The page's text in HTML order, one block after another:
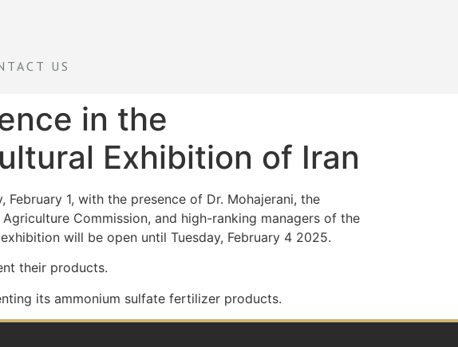
US
in the
Exhibition of Iran
1, with the presence of Dr. Mohajerani, the
Commission, and high-ranking managers of the
will be open until Tuesday, February 4 2025.
their products.
its ammonium sulfate fertilizer products.